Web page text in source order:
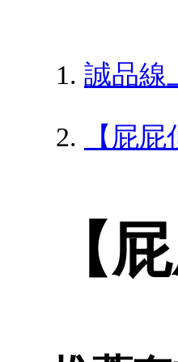
誠品線
【屁
【